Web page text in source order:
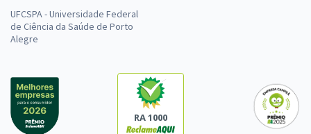
UFCSPA - Universidade Federal
de Ciência da Saúde de Porto
Alegre
RA 1000